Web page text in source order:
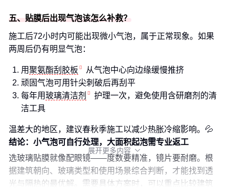
五、贴膜后出现气泡该怎么补救？
施工后72小时内可能出现微小气泡，属于正常现象。如果
两周后仍有明显气泡：
用聚氨酯刮胶板
从气泡中心向边缘缓慢推挤
顽固气泡可用针尖刺破后再刮平
每年用玻璃清洁剂
护理一次，避免使用含研磨剂的清
洁工具
温差大的地区，建议春秋季施工以减少热胀冷缩影响。💦
结论：小气泡可自行处理，大面积起泡需专业返工
选玻璃贴膜就像配眼镜——度数要精准，镜片要耐磨。根
据建筑朝向、玻璃类型和使用场景综合判断，才能找到透
光与隔热的最优解。需要具体方案时，可以重点比较建筑
展开更多内容 